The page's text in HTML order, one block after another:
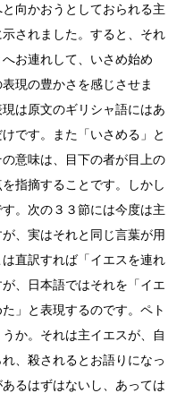
向かおうとしておられる主
されました。すると、それ
お連れして、いさめ始め
現の豊かさを感じさせま
は原文のギリシャ語にはあ
です。また「いさめる」と
意味は、目下の者が目上の
指摘することです。しかし
。次の３３節には今度は主
、実はそれと同じ言葉が用
直訳すれば「イエスを連れ
、日本語ではそれを「イエ
」と表現するのです。ペト
か。それは主イエスが、自
、殺されるとお語りになっ
るはずはないし、あっては